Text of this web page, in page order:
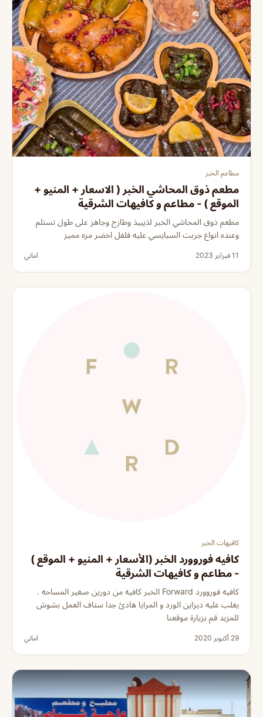
مطاعم الخبر
مطعم ذوق المحاشي الخبر ( الاسعار + المنيو +
الموقع ) - مطاعم و كافيهات الشرقية
مطعم ذوق المحاشي الخبر لذيييذ وطازج وجاهز على طول تستلم
وعنده انواع جربت السبايسي عليه فلفل اخضر مره مميز
11 فبراير 2023 اماني
كافيهات الخبر
كافيه فوروورد الخبر (الأسعار + المنيو + الموقع )
- مطاعم و كافيهات الشرقية
كافيه فوروورد Forward الخبر كافيه من دورين صغير المساحه .
يغلب عليه ديزاين الورد و المرايا هادئ جدا ستاف العمل بشوش
للمزيد قم بزيارة موقعنا
29 أكتوبر 2020 اماني